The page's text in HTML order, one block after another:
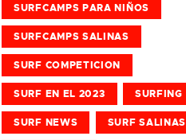
SURFCAMPS PARA NIÑOS
SURFCAMPS SALINAS
SURF COMPETICION
SURF EN EL 2023 SURFING
SURF NEWS SURF SALINAS